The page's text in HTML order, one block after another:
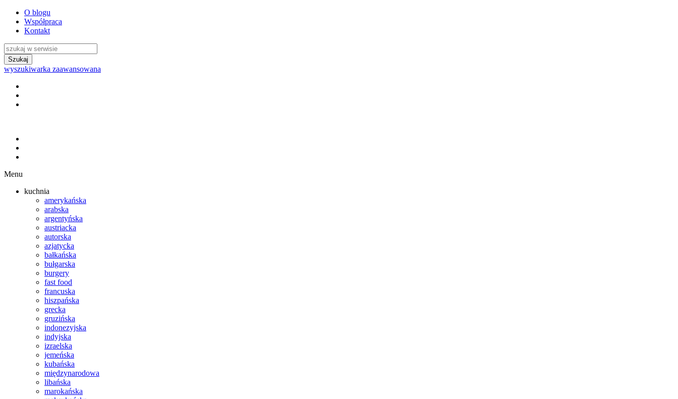
O blogu
Współpraca
Kontakt
wyszukiwarka zaawansowana
Menu
kuchnia
amerykańska
arabska
argentyńska
austriacka
autorska
azjatycka
bałkańska
bułgarska
burgery
fast food
francuska
hiszpańska
grecka
gruzińska
indonezyjska
indyjska
izraelska
jemeńska
kubańska
międzynarodowa
libańska
marokańska